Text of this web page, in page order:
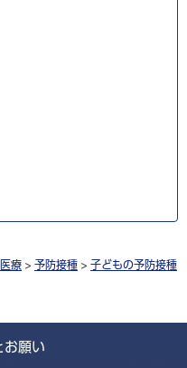
医療 > 予防接種 > 子どもの予防接種
お願い